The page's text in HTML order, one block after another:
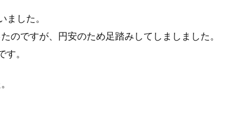
した。
のですが、円安のため足踏みしてしましました。
。